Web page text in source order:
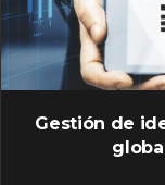
Gestión de